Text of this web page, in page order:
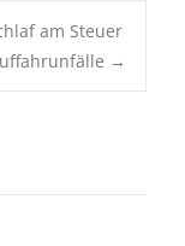
am Steuer
→